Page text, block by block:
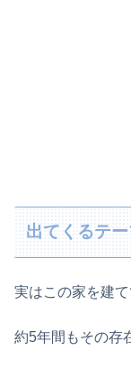
出てくるテ
実はこの家を建て
約5年間もその存